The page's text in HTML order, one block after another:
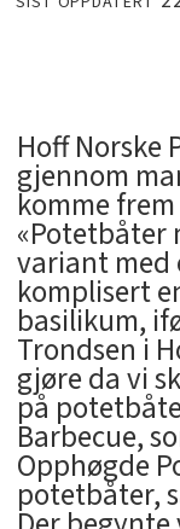
Hoff
gjennom
komme
«Potetbåter
variant med
komplisert
basilikum,
Trondsen i
gjøre da vi
på
Barbecue,
Opphøgde
potetbåter,